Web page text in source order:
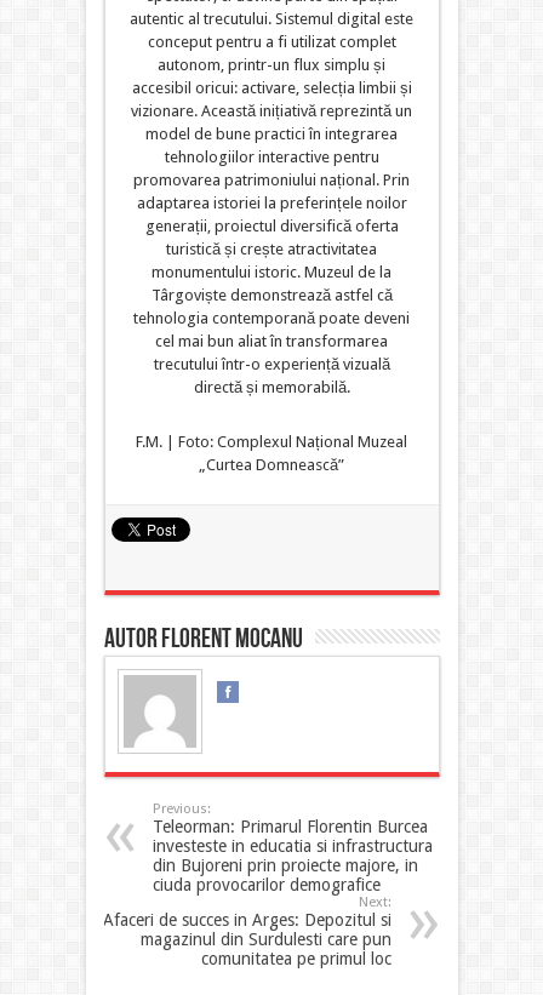
autentic al trecutului. Sistemul digital este
conceput pentru a fi utilizat complet
autonom, printr-un flux simplu și
accesibil oricui: activare, selecția limbii și
vizionare. Această inițiativă reprezintă un
model de bune practici în integrarea
tehnologiilor interactive pentru
promovarea patrimoniului național. Prin
adaptarea istoriei la preferințele noilor
generații, proiectul diversifică oferta
turistică și crește atractivitatea
monumentului istoric. Muzeul de la
Târgoviște demonstrează astfel că
tehnologia contemporană poate deveni
cel mai bun aliat în transformarea
trecutului într-o experiență vizuală
directă și memorabilă.
F.M. | Foto: Complexul Național Muzeal
„Curtea Domnească”
Autor Florent MOCANU
Previous:
Teleorman: Primarul Florentin Burcea
investeste in educatia si infrastructura
din Bujoreni prin proiecte majore, in
ciuda provocarilor demografice
Next:
Afaceri de succes in Arges: Depozitul si
magazinul din Surdulesti care pun
comunitatea pe primul loc